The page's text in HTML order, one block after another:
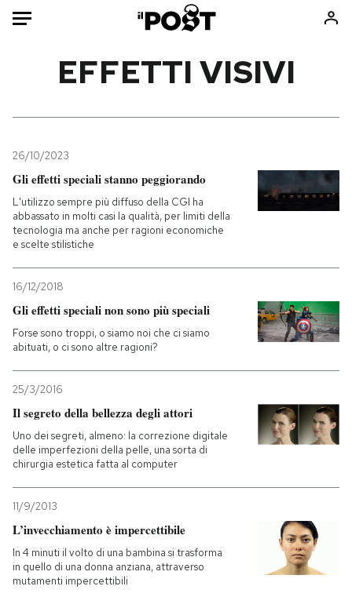
Mondo
Politica
Tecnologia
Internet
Scienza
Cultura
Economia
Sport
Consumismi
Storie/Idee
Ok Boomer!
Europa
Mondiali calcio 2026
PODCAST
NEWSLETTER
I MIEI PREFERITI
SHOP
CALENDARIO
EFFETTI VISIVI
26/10/2023
Gli effetti speciali stanno peggiorando
L'utilizzo sempre più diffuso della CGI ha
abbassato in molti casi la qualità, per limiti della
tecnologia ma anche per ragioni economiche
e scelte stilistiche
16/12/2018
Gli effetti speciali non sono più speciali
Forse sono troppi, o siamo noi che ci siamo
abituati, o ci sono altre ragioni?
25/3/2016
Il segreto della bellezza degli attori
Uno dei segreti, almeno: la correzione digitale
delle imperfezioni della pelle, una sorta di
chirurgia estetica fatta al computer
11/9/2013
L’invecchiamento è impercettibile
In 4 minuti il volto di una bambina si trasforma
in quello di una donna anziana, attraverso
mutamenti impercettibili